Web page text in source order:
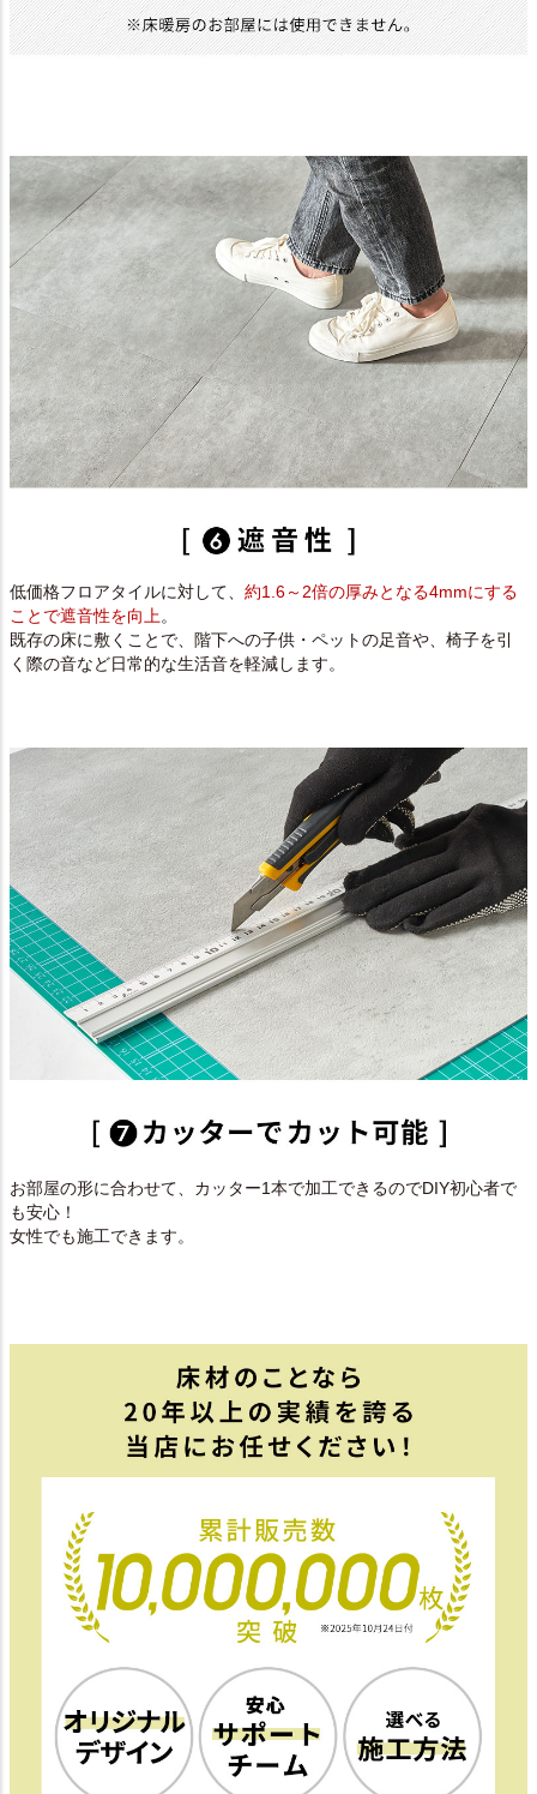
低価格フロアタイルに対して、 約1.6～2倍の厚みとなる4mmにする
ことで遮音性を向上。
既存の床に敷くことで、階下への子供・ペットの足音や、椅子を引
く際の音など日常的な生活音を軽減します。
お部屋の形に合わせて、カッター1本で加工できるのでDIY初心者で
も安心！
女性でも施工できます。